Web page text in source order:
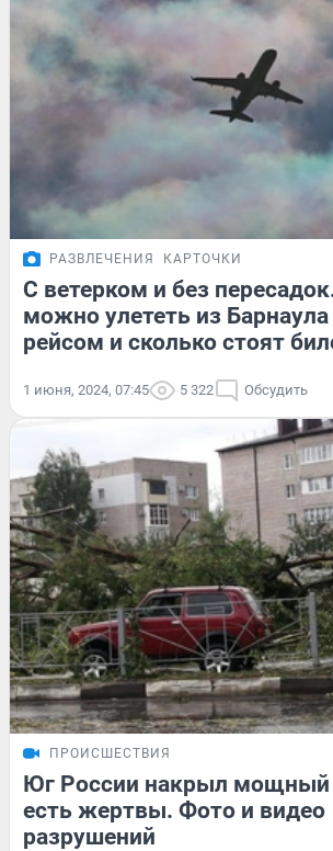
РАЗВЛЕЧЕНИЯ КАРТОЧКИ
С ветерком и без
можно улететь из
рейсом и сколько стоят
1 июня, 2024, 07:45 5 322 Обсудить
ПРОИСШЕСТВИЯ
Юг России накрыл мощный
есть жертвы. Фото и видео
разрушений